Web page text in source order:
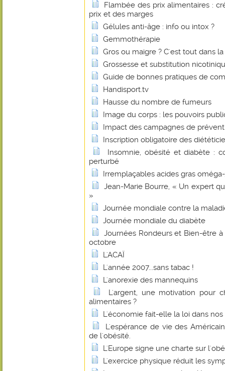
Flambée des prix alimentaires :
prix et des marges
Gélules anti-âge : info ou intox ?
Gemmothérapie
Gros ou maigre ? C'est tout dans la
Grossesse et substitution
Guide de bonnes pratiques de
Handisport.tv
Hausse du nombre de fumeurs
Image du corps : les pouvoirs
Impact des campagnes de
Inscription obligatoire des
Insomnie, obésité et diabète :
perturbé
Irremplaçables acides gras
Jean-Marie Bourre, « Un expert
»
Journée mondiale contre la
Journée mondiale du diabète
Journées Rondeurs et Bien-être à
octobre
L'ACAÏ
L'année 2007...sans tabac !
L'anorexie des mannequins
L'argent, une motivation pour
alimentaires ?
L'économie fait-elle la loi dans nos
L'espérance de vie des
de l'obésité.
L'Europe signe une charte sur
L'exercice physique réduit les